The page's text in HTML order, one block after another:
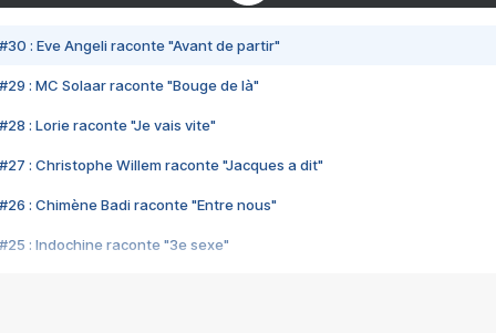
#30 : Eve Angeli raconte "Avant de partir"
#29 : MC Solaar raconte "Bouge de là"
#28 : Lorie raconte "Je vais vite"
#27 : Christophe Willem raconte "Jacques a dit"
#26 : Chimène Badi raconte "Entre nous"
#25 : Indochine raconte "3e sexe"